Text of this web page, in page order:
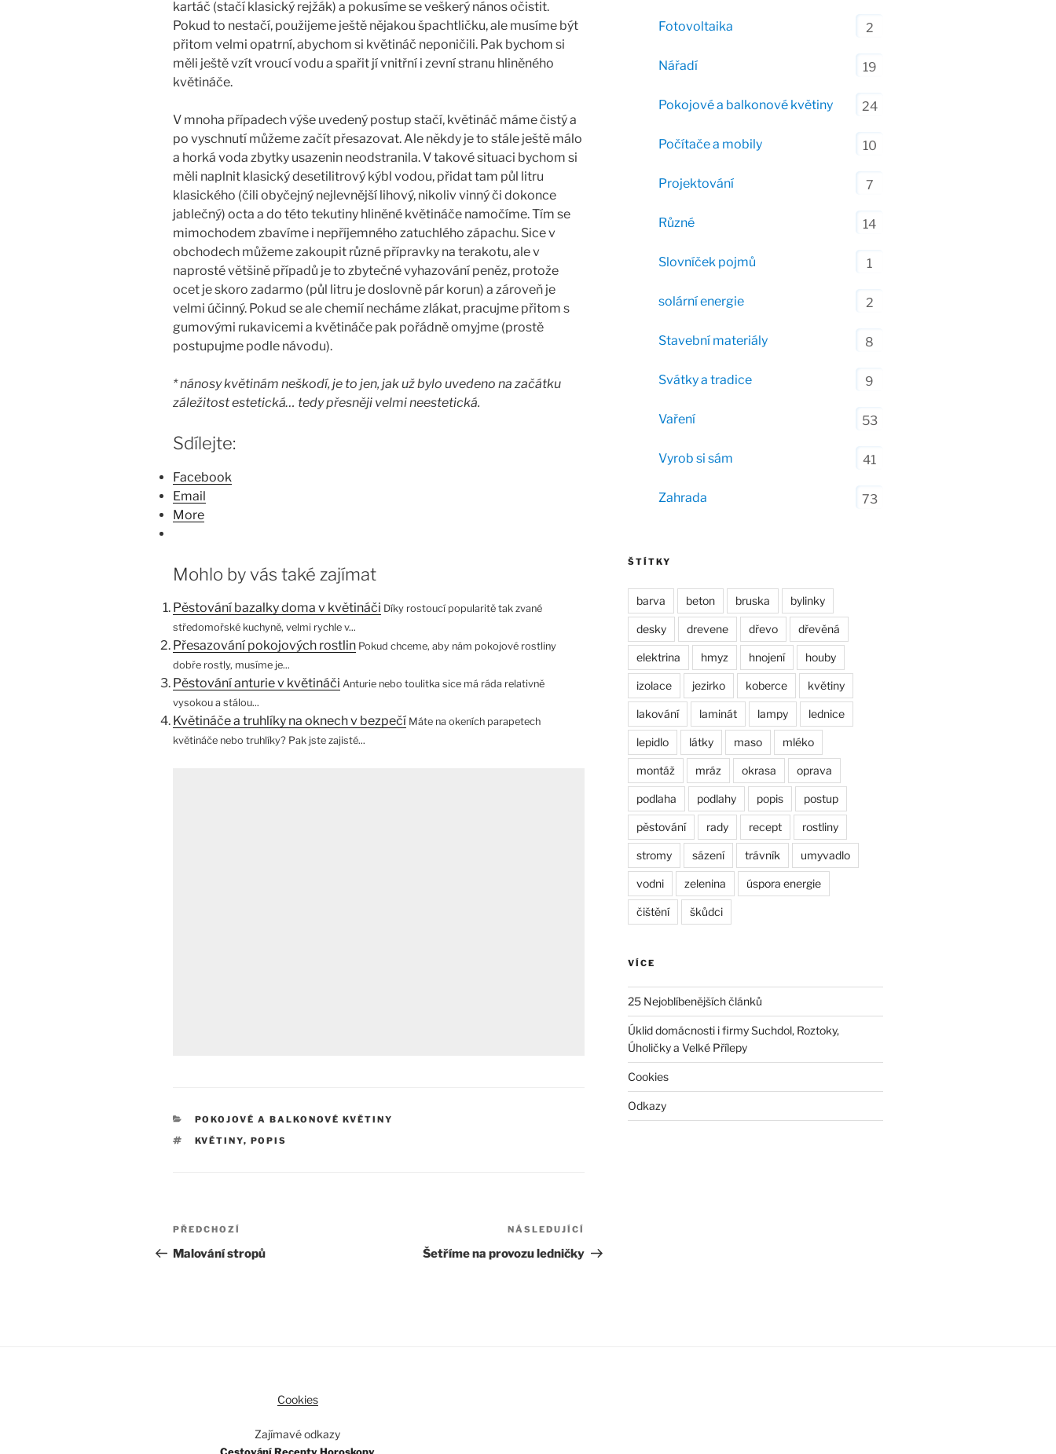
kartáč (stačí klasický rejžák) a pokusíme se veškerý nános očistit.
Pokud to nestačí, použijeme ještě nějakou špachtličku, ale musíme být
přitom velmi opatrní, abychom si květináč neponičili. Pak bychom si
měli ještě vzít vroucí vodu a spařit jí vnitřní i zevní stranu hliněného
květináče.
V mnoha případech výše uvedený postup stačí, květináč máme čistý a
po vyschnutí můžeme začít přesazovat. Ale někdy je to stále ještě málo
a horká voda zbytky usazenin neodstranila. V takové situaci bychom si
měli naplnit klasický desetilitrový kýbl vodou, přidat tam půl litru
klasického (čili obyčejný nejlevnější lihový, nikoliv vinný či dokonce
jablečný) octa a do této tekutiny hliněné květináče namočíme. Tím se
mimochodem zbavíme i nepříjemného zatuchlého zápachu. Sice v
obchodech můžeme zakoupit různé přípravky na terakotu, ale v
naprosté většině případů je to zbytečné vyhazování peněz, protože
ocet je skoro zadarmo (půl litru je doslovně pár korun) a zároveň je
velmi účinný. Pokud se ale chemií necháme zlákat, pracujme přitom s
gumovými rukavicemi a květináče pak pořádně omyjme (prostě
postupujme podle návodu).
* nánosy květinám neškodí, je to jen, jak už bylo uvedeno na začátku
záležitost estetická… tedy přesněji velmi neestetická.
Sdílejte:
Facebook
Email
More
Mohlo by vás také zajímat
Pěstování bazalky doma v květináči Díky rostoucí popularitě tak zvané
středomořské kuchyně, velmi rychle v...
Přesazování pokojových rostlin Pokud chceme, aby nám pokojové rostliny
dobře rostly, musíme je...
Pěstování anturie v květináči Anturie nebo toulitka sice má ráda relativně
vysokou a stálou...
Květináče a truhlíky na oknech v bezpečí Máte na okeních parapetech
květináče nebo truhlíky? Pak jste zajisté...
RUBRIKY
POKOJOVÉ A BALKONOVÉ KVĚTINY
ŠTÍTKY
KVĚTINY, POPIS
Navigace
pro
Předchozí
příspěvek
PŘEDCHOZÍ
Malování stropů
příspěvek
NÁSLEDUJÍCÍ
Šetříme na provozu ledničky
Fotovoltaika 2
Nářadí 19
Pokojové a balkonové květiny 24
Počítače a mobily 10
Projektování 7
Různé 14
Slovníček pojmů 1
solární energie 2
Stavební materiály 8
Svátky a tradice 9
Vaření 53
Vyrob si sám 41
Zahrada 73
ŠTÍTKY
barva beton bruska bylinky
desky drevene dřevo dřevěná
elektrina hmyz hnojení houby
izolace jezirko koberce květiny
lakování laminát lampy lednice
lepidlo látky maso mléko
montáž mráz okrasa oprava
podlaha podlahy popis postup
pěstování rady recept rostliny
stromy sázení trávník umyvadlo
vodni zelenina úspora energie
čištění škůdci
VÍCE
25 Nejoblíbenějších článků
Úklid domácnosti i firmy Suchdol, Roztoky,
Úholičky a Velké Přílepy
Cookies
Odkazy
Cookies
Zajímavé odkazy